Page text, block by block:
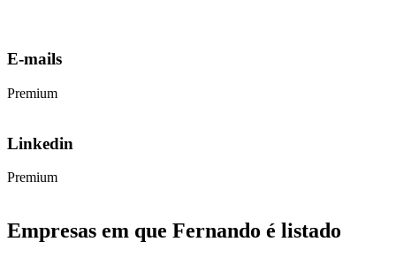
E-mails
Premium
Linkedin
Premium
Empresas em que Fernando é listado